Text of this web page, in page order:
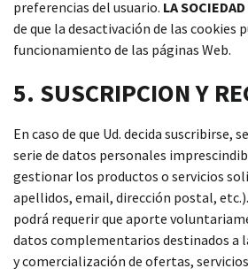
preferencias del usuario. LA SOCIEDAD
de que la desactivación de las cookies
funcionamiento de las páginas Web.
5. SUSCRIPCION Y
En caso de que Ud. decida suscribirse,
serie de datos personales
gestionar los productos o servicios
apellidos, email, dirección postal,
podrá requerir que aporte
datos complementarios destinados a
y comercialización de ofertas,